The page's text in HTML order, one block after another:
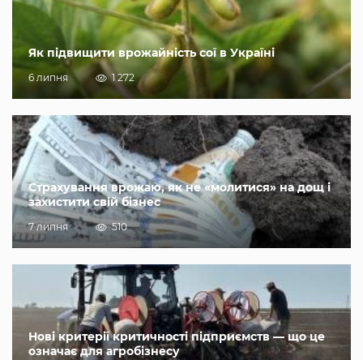
Як підвищити врожайність сої в Україні
6 липня 1 272
Страхування врожаю, як не «молитися» на дощ і
захистити свій бізнес
7 липня 510
Нові критерії критичності підприємств — що це
означає для агробізнесу